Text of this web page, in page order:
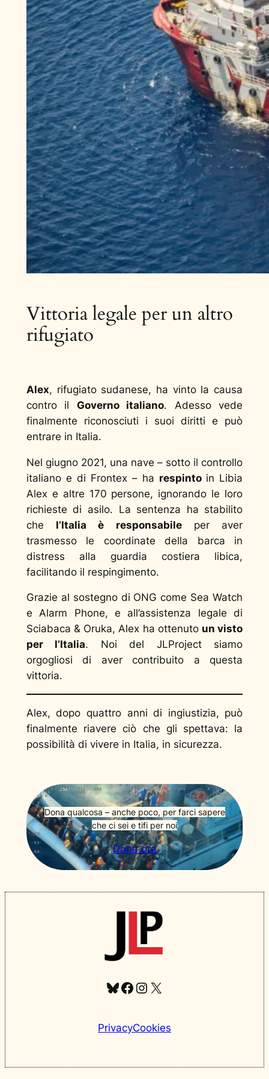
Vittoria legale per un altro
rifugiato
Alex, rifugiato sudanese, ha vinto la causa
contro il Governo italiano. Adesso vede
finalmente riconosciuti i suoi diritti e può
entrare in Italia.
Nel giugno 2021, una nave – sotto il controllo
italiano e di Frontex – ha respinto in Libia
Alex e altre 170 persone, ignorando le loro
richieste di asilo. La sentenza ha stabilito
che l’Italia è responsabileper aver
trasmesso le coordinate della barca in
distress alla guardia costiera libica,
facilitando il respingimento.
Grazie al sostegno di ONG come Sea Watch
e Alarm Phone, e all’assistenza legale di
Sciabaca & Oruka, Alex ha ottenuto un visto
per l’Italia. Noi del JLProject siamo
orgogliosi di aver contribuito a questa
vittoria.
Alex, dopo quattro anni di ingiustizia, può
finalmente riavere ciò che gli spettava: la
possibilità di vivere in Italia, in sicurezza.
Dona qualcosa – anche poco, per farci sapere
che ci sei e tifi per noi
Dona ora
Bluesky
Facebook
Instagram
X
PrivacyCookies